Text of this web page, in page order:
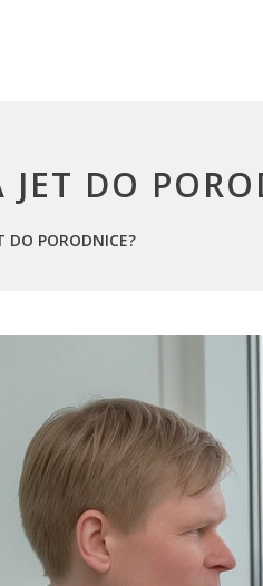
JET DO
DO PORODNICE?